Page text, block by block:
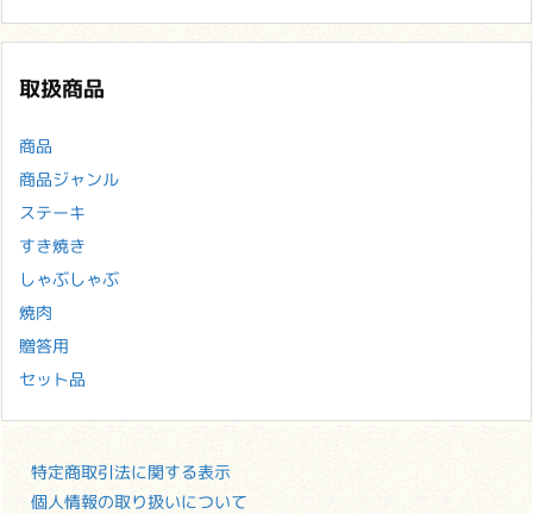
取扱商品
商品
商品ジャンル
ステーキ
すき焼き
しゃぶしゃぶ
焼肉
贈答用
セット品
特定商取引法に関する表示
個人情報の取り扱いについて